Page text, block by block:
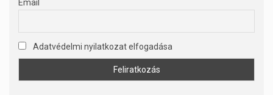
Email
Adatvédelmi nyilatkozat elfogadása